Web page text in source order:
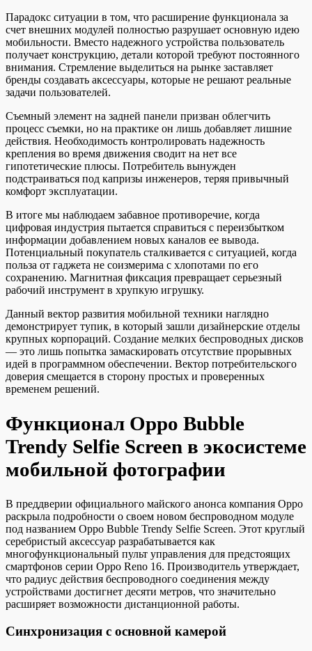
Парадокс ситуации в том, что расширение функционала за
счет внешних модулей полностью разрушает основную идею
мобильности. Вместо надежного устройства пользователь
получает конструкцию, детали которой требуют постоянного
внимания. Стремление выделиться на рынке заставляет
бренды создавать аксессуары, которые не решают реальные
задачи пользователей.
Съемный элемент на задней панели призван облегчить
процесс съемки, но на практике он лишь добавляет лишние
действия. Необходимость контролировать надежность
крепления во время движения сводит на нет все
гипотетические плюсы. Потребитель вынужден
подстраиваться под капризы инженеров, теряя привычный
комфорт эксплуатации.
В итоге мы наблюдаем забавное противоречие, когда
цифровая индустрия пытается справиться с переизбытком
информации добавлением новых каналов ее вывода.
Потенциальный покупатель сталкивается с ситуацией, когда
польза от гаджета не соизмерима с хлопотами по его
сохранению. Магнитная фиксация превращает серьезный
рабочий инструмент в хрупкую игрушку.
Данный вектор развития мобильной техники наглядно
демонстрирует тупик, в который зашли дизайнерские отделы
крупных корпораций. Создание мелких беспроводных дисков
— это лишь попытка замаскировать отсутствие прорывных
идей в программном обеспечении. Вектор потребительского
доверия смещается в сторону простых и проверенных
временем решений.
Функционал Oppo Bubble
Trendy Selfie Screen в экосистеме
мобильной фотографии
В преддверии официального майского анонса компания Oppo
раскрыла подробности о своем новом беспроводном модуле
под названием Oppo Bubble Trendy Selfie Screen. Этот круглый
серебристый аксессуар разрабатывается как
многофункциональный пульт управления для предстоящих
смартфонов серии Oppo Reno 16. Производитель утверждает,
что радиус действия беспроводного соединения между
устройствами достигнет десяти метров, что значительно
расширяет возможности дистанционной работы.
Синхронизация с основной камерой